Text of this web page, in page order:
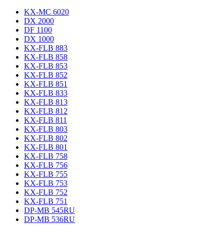
KX-MC 6020
DX 2000
DF 1100
DX 1000
KX-FLB 883
KX-FLB 858
KX-FLB 853
KX-FLB 852
KX-FLB 851
KX-FLB 833
KX-FLB 813
KX-FLB 812
KX-FLB 811
KX-FLB 803
KX-FLB 802
KX-FLB 801
KX-FLB 758
KX-FLB 756
KX-FLB 755
KX-FLB 753
KX-FLB 752
KX-FLB 751
DP-MB 545RU
DP-MB 536RU